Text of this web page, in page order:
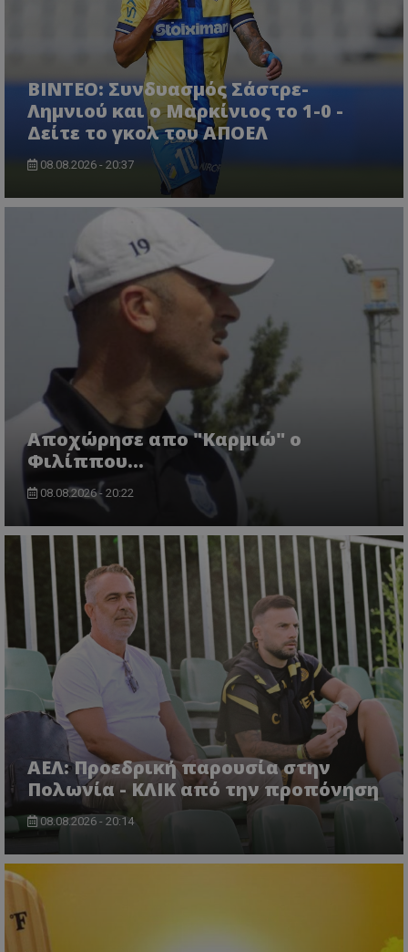
ΒΙΝΤΕΟ: Συνδυασμός Σάστρε-
Λημνιού και ο Μαρκίνιος το 1-0 -
Δείτε το γκολ του ΑΠΟΕΛ
08.08.2026 - 20:37
Aποχώρησε απο "Καρμιώ" ο
Φιλίππου...
08.08.2026 - 20:22
ΑΕΛ: Προεδρική παρουσία στην
Πολωνία - ΚΛΙΚ από την προπόνηση
08.08.2026 - 20:14